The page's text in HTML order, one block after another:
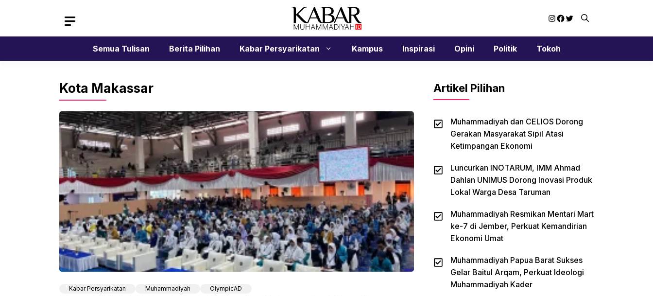
Instagram
Facebook
Twitter
Semua Tulisan Berita Pilihan Kabar Persyarikatan Kampus Inspirasi Opini Politik Tokoh
Kota Makassar
Kabar Persyarikatan Muhammadiyah OlympicAD
Artikel Pilihan
Muhammadiyah dan CELIOS Dorong
Gerakan Masyarakat Sipil Atasi
Ketimpangan Ekonomi
Luncurkan INOTARUM, IMM Ahmad
Dahlan UNIMUS Dorong Inovasi Produk
Lokal Warga Desa Taruman
Muhammadiyah Resmikan Mentari Mart
ke-7 di Jember, Perkuat Kemandirian
Ekonomi Umat
Muhammadiyah Papua Barat Sukses
Gelar Baitul Arqam, Perkuat Ideologi
Muhammadiyah Kader